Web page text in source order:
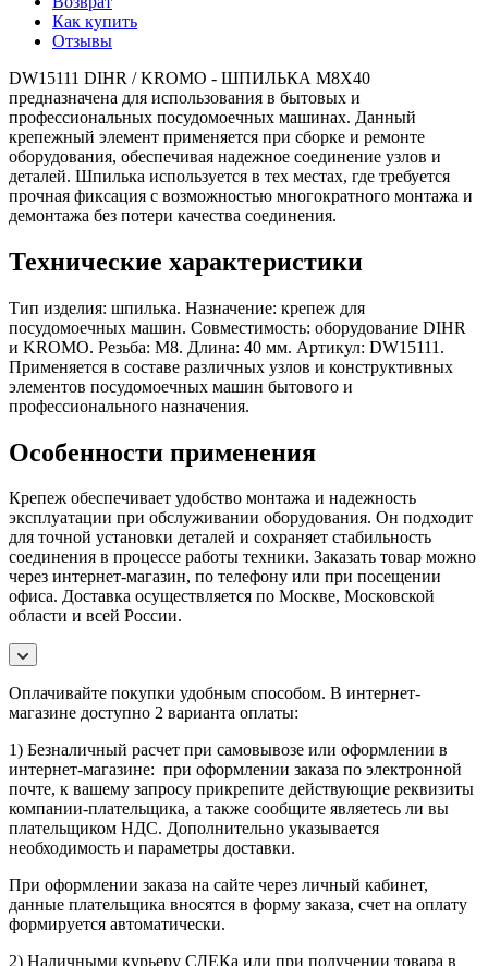
Как купить
Отзывы
DW15111 DIHR / KROMO - ШПИЛЬКА M8X40
предназначена для использования в бытовых и
профессиональных посудомоечных машинах. Данный
крепежный элемент применяется при сборке и ремонте
оборудования, обеспечивая надежное соединение узлов и
деталей. Шпилька используется в тех местах, где требуется
прочная фиксация с возможностью многократного монтажа и
демонтажа без потери качества соединения.
Технические характеристики
Тип изделия: шпилька. Назначение: крепеж для
посудомоечных машин. Совместимость: оборудование DIHR
и KROMO. Резьба: M8. Длина: 40 мм. Артикул: DW15111.
Применяется в составе различных узлов и конструктивных
элементов посудомоечных машин бытового и
профессионального назначения.
Особенности применения
Крепеж обеспечивает удобство монтажа и надежность
эксплуатации при обслуживании оборудования. Он подходит
для точной установки деталей и сохраняет стабильность
соединения в процессе работы техники. Заказать товар можно
через интернет-магазин, по телефону или при посещении
офиса. Доставка осуществляется по Москве, Московской
области и всей России.
Оплачивайте покупки удобным способом. В интернет-
магазине доступно 2 варианта оплаты:
1) Безналичный расчет при самовывозе или оформлении в
интернет-магазине: при оформлении заказа по электронной
почте, к вашему запросу прикрепите действующие реквизиты
компании-плательщика, а также сообщите являетесь ли вы
плательщиком НДС. Дополнительно указывается
необходимость и параметры доставки.
При оформлении заказа на сайте через личный кабинет,
данные плательщика вносятся в форму заказа, счет на оплату
формируется автоматически.
2) Наличными курьеру СДЕКа или при получении товара в